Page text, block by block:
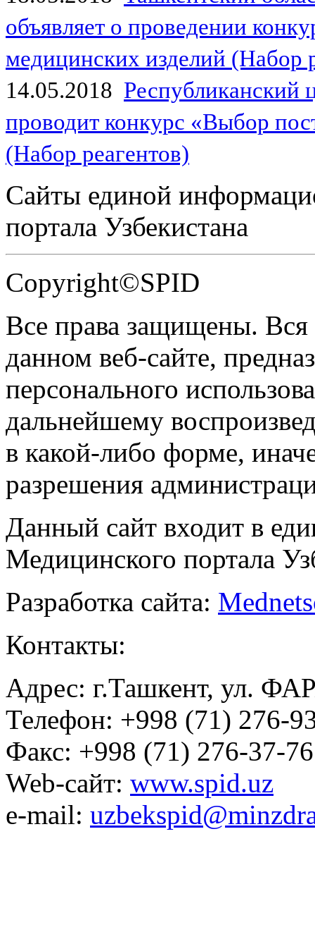
объявляет о проведении
медицинских изделий (Набор
14.05.2018
проводит конкурс «Выбор
(Набор реагентов)
Сайты единой
портала Узбекистана
Copyright©SPID
Все права защищены.
данном веб-сайте,
персонального
дальнейшему
в какой-либо форме,
разрешения
Данный сайт входит в
Медицинского портала
Разработка сайта:
Контакты:
Адрес: г.Ташкент, ул.
Телефон: +998 (71) 276-
Факс: +998 (71) 276-37-76
Web-сайт: www.spid.uz
e-mail: